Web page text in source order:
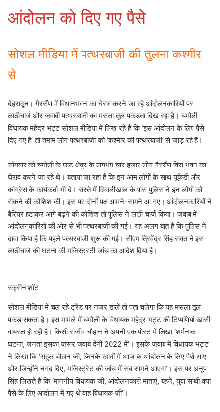
आंदोलन को दिए गए पैसे
सोशल मीडिया में पत्थरबाजी की तुलना कश्मीर
से
देहरादून। गैरसैंण में विधानभवन का घेराव करने जा रहे आंदोलनकारियों पर
लाठीचार्ज और जवाबी पत्थरबाजी का मसला तूल पकड़ता दिख रहा है। चमोली
विधायक महेंद्र भट्ट सोशल मीडिया में लिख रहे हैं कि ‘इस आंदोलन के लिए पैसे
दिए गए हैं’ तो तमाम लोग पत्थरबाजी को ‘कश्मीर की पत्थरबाजी’ से जोड़ रहे हैं।
सोमवार को चमोली के घाट क्षेत्र के लगभग चार हजार लोग गैरसैंण विस भवन का
घेराव करने जा रहे थे। बताया जा रहा है कि इन आम लोगों के साथ यूकेडी और
कांग्रेस के कार्यकर्ता भी दे। रास्ते में दिवालीखाल के पास पुलिस ने इन लोगों को
रोकने की कोशिश की। इस पर दोनों पक्ष आमने-सामने आ गए। आंदोलनकारियों ने
बैरियर हटाकर आगे बढ़ने की कोशिश तो पुलिस ने लाठी चार्ज किया। जवाब में
आंदोलनकारियों की ओर से भी पत्थरबाजी की गई। यह अलग बात है कि पुलिस ने
दावा किया है कि पहले पत्थरबाजी शुरू की गई। सीएम त्रिवेंद्र सिंह रावत ने इस
लाठीचार्ज की घटना की मजिस्ट्रटी जांच का आदेश दिया है।
स्क्रीन शॉट
सोशल मीडिया में चल रहे ट्रेंड पर नजर डालें तो पता चलेगा कि यह मसला तूल
पकड़ सकता है। इस मामले में चमोली के विधायक महेंद्र भट्ट की टिप्पणियां खासी
वायरल हो रही है। किसी राजीव चौहान ने अपनी एक पोस्ट में लिखा ‘शर्मनाक
घटना, जनता इसका जरूर जवाब देगी 2022 में’। इसके जवाब में विधायक भट्ट
ने लिखा कि ‘राहुल चौहान जी, जिनके खातों में आज के आंदोलन के लिए पैसे आए
और जिन्होंने नगद दिए, मजिस्ट्रेट की जांच में सब सामने आएगा’। इस पर अनूप
सिंह लिखते हैं कि ‘माननीय विधायक जी, आंदोलनकारी माताएं, बहनें, युवा साथी क्या
पैसे के लिए आंदोलन में गए थे वाह विधायक जी’।